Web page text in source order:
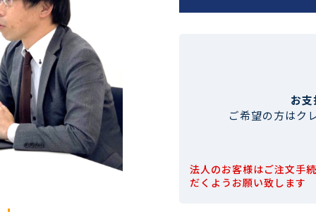
お
ご希望の方はク
法人のお客様はご注文手
だくようお願い致します